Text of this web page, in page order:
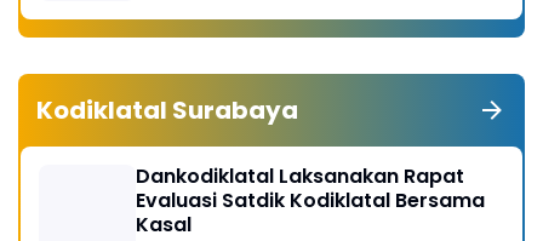
Kodiklatal Surabaya
Dankodiklatal Laksanakan Rapat
Evaluasi Satdik Kodiklatal Bersama
Kasal